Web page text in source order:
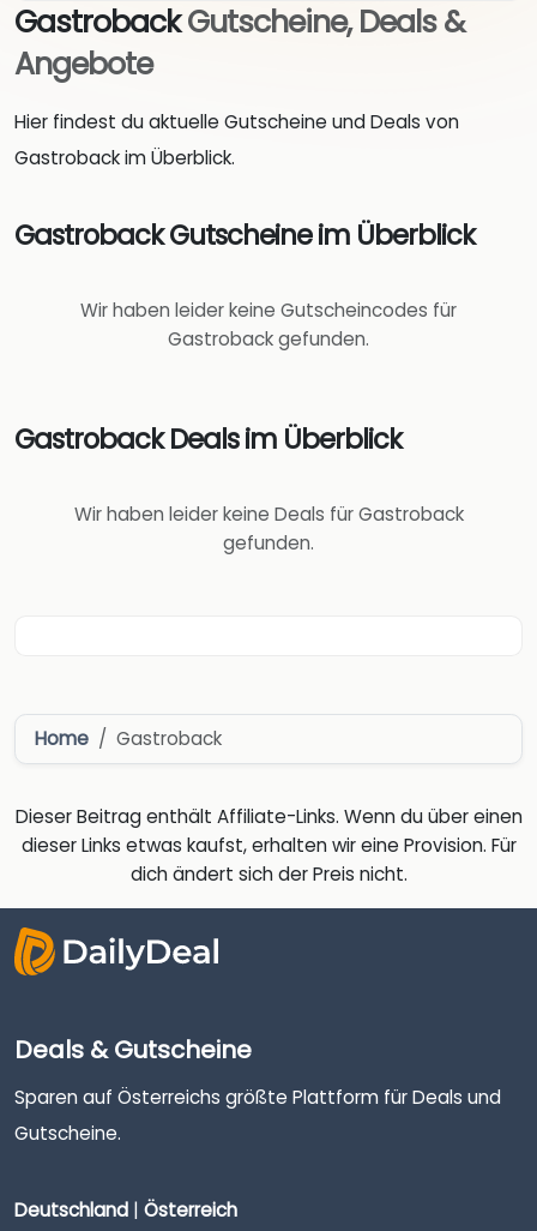
GastrobackGutscheine, Deals &
Angebote
Hier findest du aktuelle Gutscheine und Deals von
Gastroback im Überblick.
Gastroback Gutscheine im Überblick
Wir haben leider keine Gutscheincodes für
Gastroback gefunden.
Gastroback Deals im Überblick
Wir haben leider keine Deals für Gastroback
gefunden.
Home Gastroback
Dieser Beitrag enthält Affiliate-Links. Wenn du über einen
dieser Links etwas kaufst, erhalten wir eine Provision. Für
dich ändert sich der Preis nicht.
Deals & Gutscheine
Sparen auf Österreichs größte Plattform für Deals und
Gutscheine.
Deutschland | Österreich